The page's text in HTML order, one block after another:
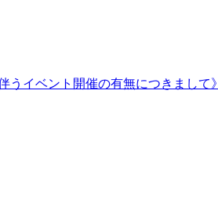
うイベント開催の有無につきまして》